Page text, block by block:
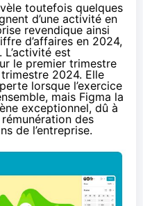
toutefois quelques
d’une activité en
revendique ainsi
d’affaires en 2024,
est
le premier trimestre
2024. Elle
lorsque l’exercice
mais Figma la
exceptionnel, dû à
des
de l’entreprise.